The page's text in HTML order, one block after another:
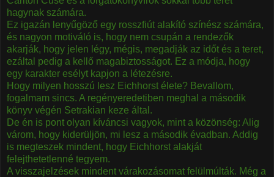
hagynak számára.
Ez igazán lenyűgöző egy rosszfiút alakító színész számára,
és nagyon motiváló is, hogy nem csupán a rendezők
akarják, hogy jelen légy, mégis, megadják az időt és a teret,
ezáltal pedig a kellő magabiztosságot. Ez a módja, hogy
egy karakter esélyt kapjon a létezésre.
Hogy milyen hosszú lesz Eichhorst élete? Bevallom,
fogalmam sincs. A regényeredetiben meghal a második
könyv végén Setrakian keze által.
De én is pont olyan kíváncsi vagyok, mint a közönség: Alig
várom, hogy kiderüljön, mi lesz a második évadban. Addig
is megteszek mindent, hogy Eichhorst alakját
felejthetetlenné tegyem.
A visszajelzések mindent várakozásomat felülmúlták. Még a